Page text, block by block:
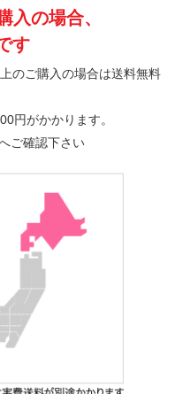
入の場合、
す
のご購入の場合は送料無料
円がかかります。
ご確認下さい